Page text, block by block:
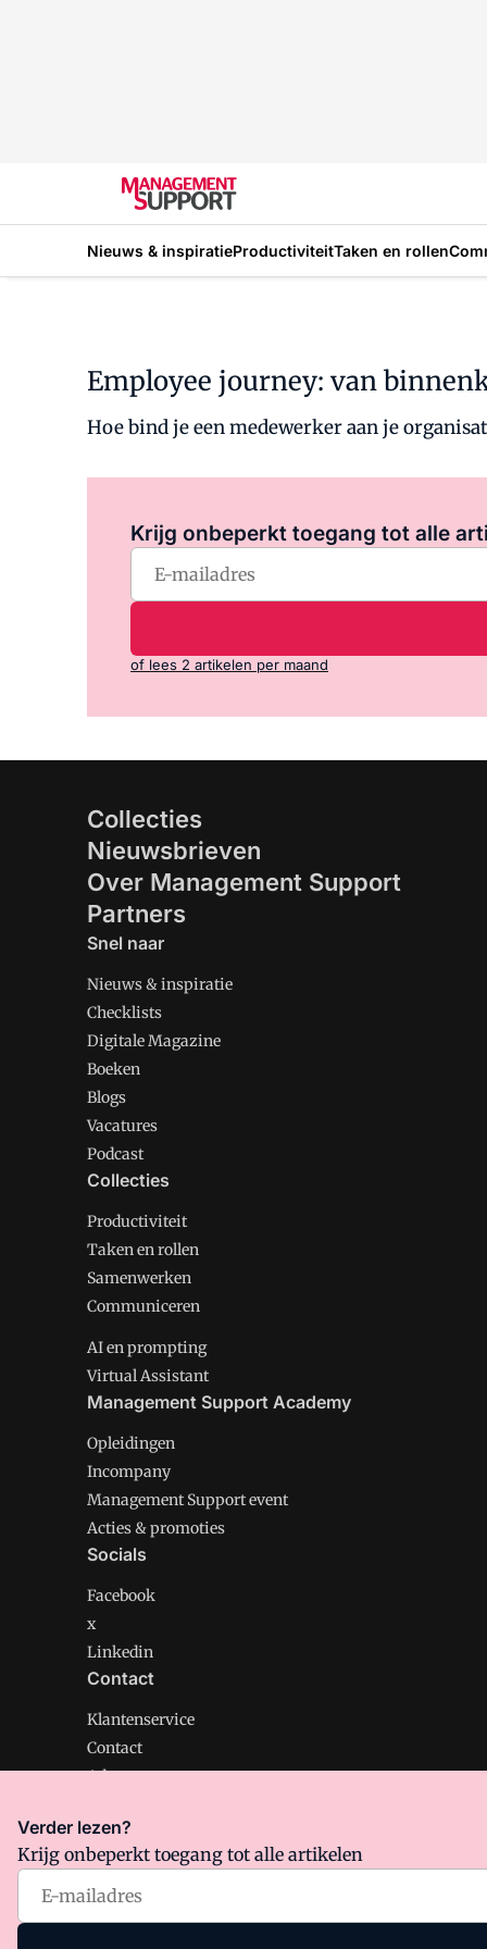
Nieuws & inspiratieProductiviteitTaken en rollen
Employee journey: van
Hoe bind je een medewerker aan je
Krijg onbeperkt toegang tot alle
of lees 2 artikelen per maand
Collecties
Nieuwsbrieven
Over Management Support
Partners
Snel naar
Nieuws & inspiratie
Checklists
Digitale Magazine
Boeken
Blogs
Vacatures
Podcast
Collecties
Productiviteit
Taken en rollen
Samenwerken
Communiceren
AI en prompting
Virtual Assistant
Management Support Academy
Opleidingen
Incompany
Management Support event
Acties & promoties
Socials
Facebook
x
Linkedin
Contact
Klantenservice
Contact
Adverteren
Management Support is onderdeel van VMN media.
Algemene Voorwaarden
Verder lezen?
Krijg onbeperkt toegang tot alle artikelen